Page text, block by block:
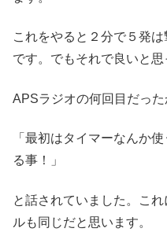
これをやると２分で５発
です。でもそれで良いと思
APSラジオの何回目だっ
「最初はタイマーなんか
る事！」
と話されていました。こ
ルも同じだと思います。